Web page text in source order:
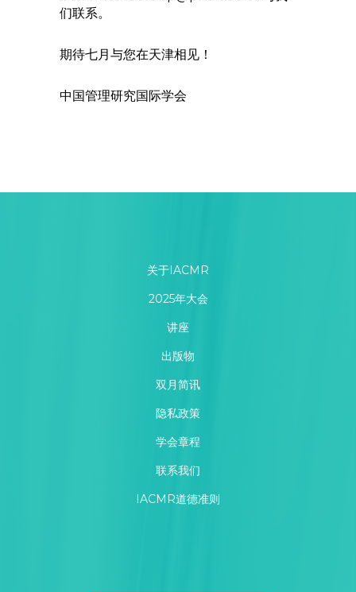
们联系。
期待七月与您在天津相见！
中国管理研究国际学会
关于IACMR
2025年大会
讲座
出版物
双月简讯
隐私政策
学会章程
联系我们
IACMR道德准则